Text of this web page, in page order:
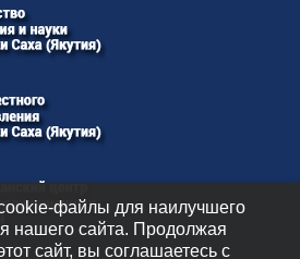
файлы для наилучшего
нашего сайта. Продолжая
сайт, вы соглашаетесь с